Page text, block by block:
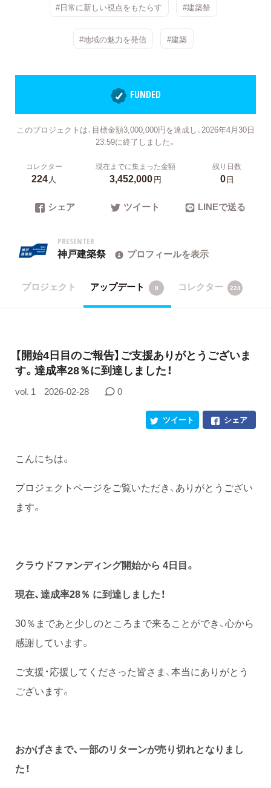
#日常に新しい視点をもたらす #建築祭
#地域の魅力を発信 #建築
FUNDED
このプロジェクトは、目標金額3,000,000円を達成し、2026年4月30日
23:59に終了しました。
コレクター
224人
現在までに集まった金額
3,452,000円
残り日数
0日
シェア ツイート LINEで送る
PRESENTER
神戸建築祭 プロフィールを表示
プロジェクト アップデート 8 コレクター 224
【開始4日目のご報告】ご支援ありがとうございま
す。達成率28％に到達しました！
vol. 1 2026-02-28 0
シェア
ツイート
こんにちは。
プロジェクトページをご覧いただき、ありがとうござい
ます。
クラウドファンディング開始から 4日目。
現在、達成率28％ に到達しました！
30％まであと少しのところまで来ることができ、心から
感謝しています。
ご支援・応援してくださった皆さま、本当にありがとう
ございます。
おかげさまで、一部のリターンが売り切れとなりまし
た！